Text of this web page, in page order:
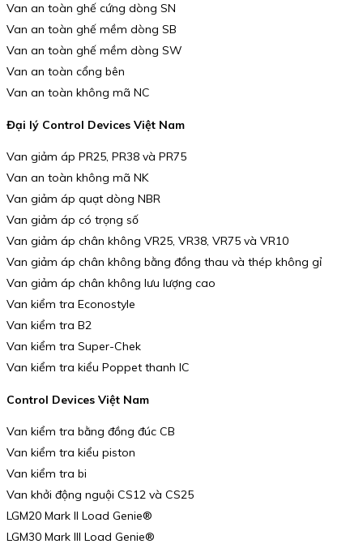
Van an toàn ghế cứng dòng SN
Van an toàn ghế mềm dòng SB
Van an toàn ghế mềm dòng SW
Van an toàn cổng bên
Van an toàn không mã NC
Đại lý Control Devices Việt Nam
Van giảm áp PR25, PR38 và PR75
Van an toàn không mã NK
Van giảm áp quạt dòng NBR
Van giảm áp có trọng số
Van giảm áp chân không VR25, VR38, VR75 và VR10
Van giảm áp chân không bằng đồng thau và thép không gỉ
Van giảm áp chân không lưu lượng cao
Van kiểm tra Econostyle
Van kiểm tra B2
Van kiểm tra Super-Chek
Van kiểm tra kiểu Poppet thanh IC
Control Devices Việt Nam
Van kiểm tra bằng đồng đúc CB
Van kiểm tra kiểu piston
Van kiểm tra bi
Van khởi động nguội CS12 và CS25
LGM20 Mark II Load Genie®
LGM30 Mark III Load Genie®